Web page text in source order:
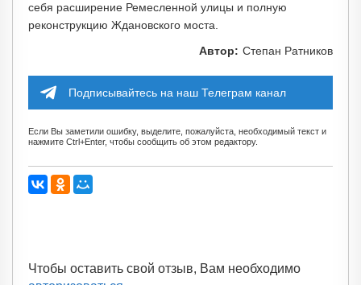
себя расширение Ремесленной улицы и полную
реконструкцию Ждановского моста.
Автор: Степан Ратников
Подписывайтесь на наш Телеграм канал
Если Вы заметили ошибку, выделите, пожалуйста, необходимый текст и
нажмите Ctrl+Enter, чтобы сообщить об этом редактору.
Чтобы оставить свой отзыв, Вам необходимо